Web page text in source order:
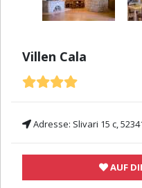
Villen Cala
Adresse: Slivari 15 c,
AUF